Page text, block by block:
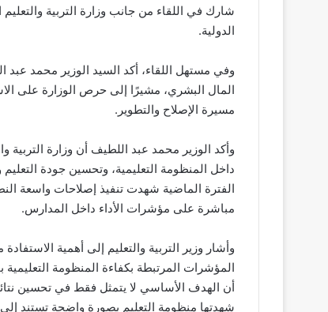
شارك في اللقاء من جانب وزارة التربية والتعليم
الدولية.
وفي مستهل اللقاء، أكد السيد الوزير محمد عبد
المال البشري، مشيرًا إلى حرص الوزارة على
مسيرة الإصلاح والتطوير.
وأكد الوزير محمد عبد اللطيف أن وزارة التربية
داخل المنظومة التعليمية، وتحسين جودة
الفترة الماضية شهدت تنفيذ إصلاحات واسعة
مباشرة على مؤشرات الأداء داخل المدارس.
وأشار وزير التربية والتعليم إلى أهمية
المؤشرات المرتبطة بكفاءة المنظومة
أن الهدف الأساسي لا يتمثل فقط في تحسين
شهدتها منظومة التعليم بصورة واضحة تستند إلى